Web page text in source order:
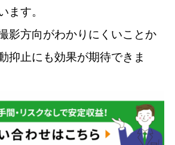
ます。
影方向がわかりにくいことか
抑止にも効果が期待できま